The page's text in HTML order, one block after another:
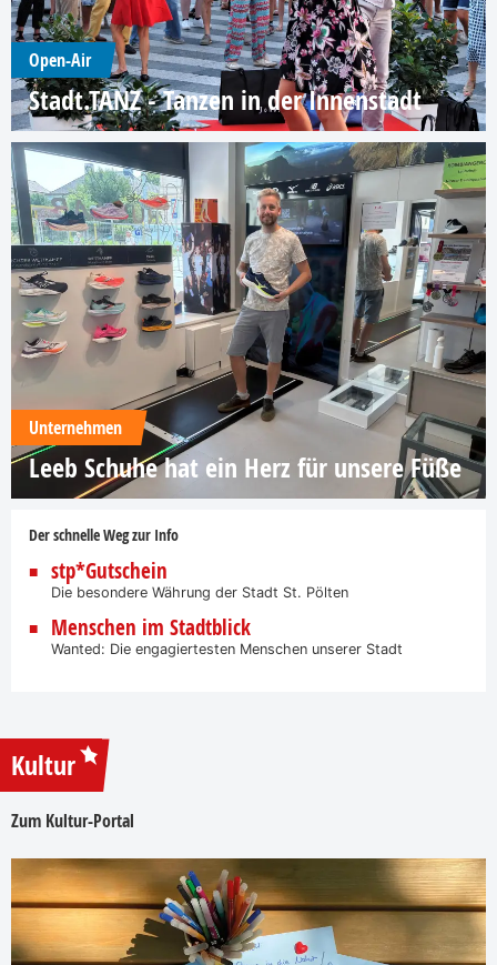
Open-Air
Stadt.TANZ - Tanzen in der Innenstadt
Unternehmen
Leeb Schuhe hat ein Herz für unsere Füße
Der schnelle Weg zur Info
stp*Gutschein
Die besondere Währung der Stadt St. Pölten
Menschen im Stadtblick
Wanted: Die engagiertesten Menschen unserer Stadt
Kultur
Zum Kultur-Portal